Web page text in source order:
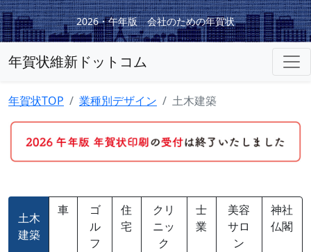
2026・午年版 会社のための年賀状
年賀状維新ドットコム
年賀状TOP 業種別デザイン 土木建築
土木
建築
車
ゴ
ル
フ
住
宅
クリ
ニッ
ク
士
業
美容
サロ
ン
神社
仏閣